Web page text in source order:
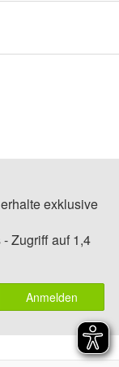
exklusive
Zugriff auf 1,4
Anmelden